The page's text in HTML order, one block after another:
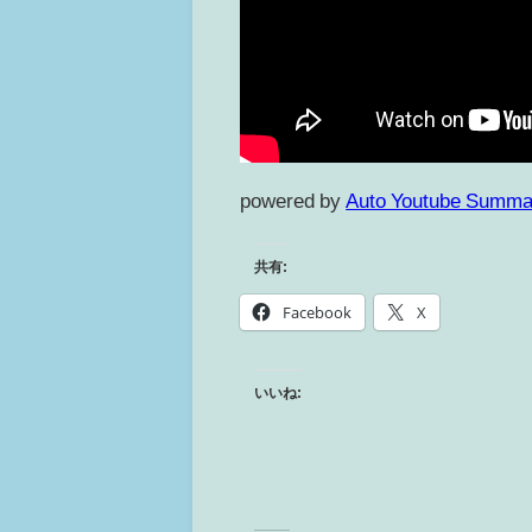
powered by Auto Youtube
共有:
Facebook X
いいね: